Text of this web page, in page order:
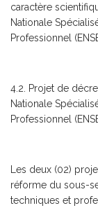
caractère
Nationale
Professionnel
4.2. Projet de
Nationale
Professionnel
Les deux (02)
réforme du sous-
techniques et